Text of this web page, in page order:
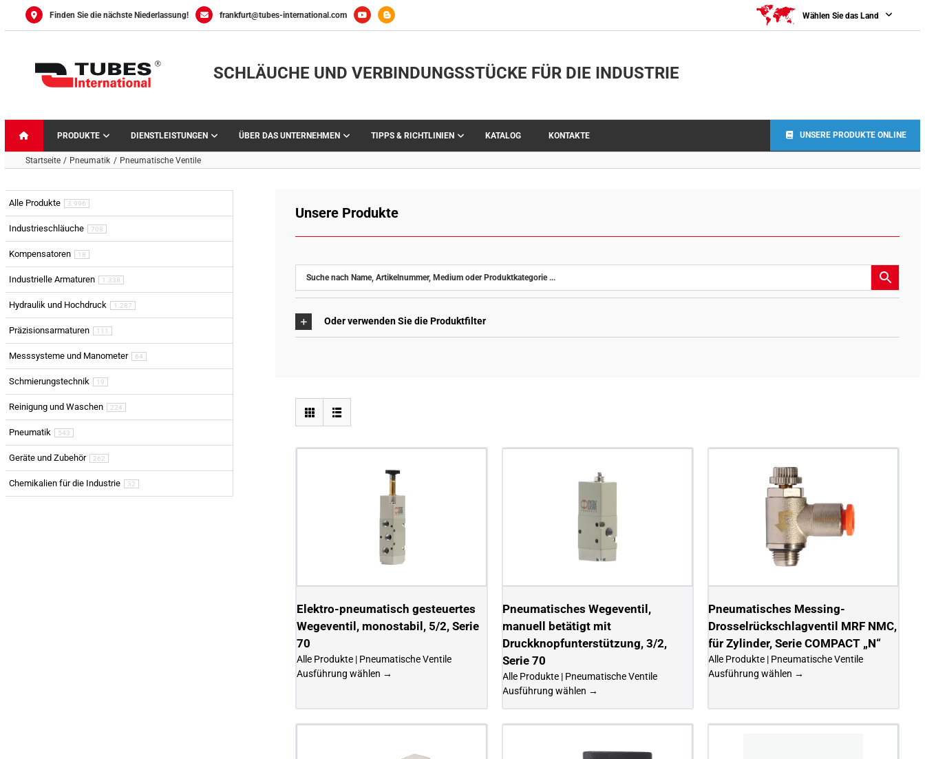
Finden Sie die nächste Niederlassung! frankfurt@tubes-international.com Wählen Sie das Land
SCHLÄUCHE UND VERBINDUNGSSTÜCKE FÜR DIE INDUSTRIE
PRODUKTE DIENSTLEISTUNGEN ÜBER DAS UNTERNEHMEN TIPPS & RICHTLINIEN KATALOG KONTAKTE UNSERE PRODUKTE ONLINE
Startseite Pneumatik Pneumatische Ventile
Unsere Produkte
Oder verwenden Sie die Produktfilter
Elektro-pneumatisch gesteuertes
Wegeventil, monostabil, 5/2, Serie
70
Alle Produkte | Pneumatische Ventile
Ausführung wählen →
Pneumatisches Wegeventil,
manuell betätigt mit
Druckknopfunterstützung, 3/2,
Serie 70
Alle Produkte | Pneumatische Ventile
Ausführung wählen →
Pneumatisches Messing-
Drosselrückschlagventil MRF NMC,
für Zylinder, Serie COMPACT „N“
Alle Produkte | Pneumatische Ventile
Ausführung wählen →
Alle Produkte 3.996
Industrieschläuche 708
Kompensatoren 18
Industrielle Armaturen 1.338
Hydraulik und Hochdruck 1.287
Präzisionsarmaturen 111
Messsysteme und Manometer 64
Schmierungstechnik 19
Reinigung und Waschen 224
Pneumatik 543
Geräte und Zubehör 262
Chemikalien für die Industrie 32